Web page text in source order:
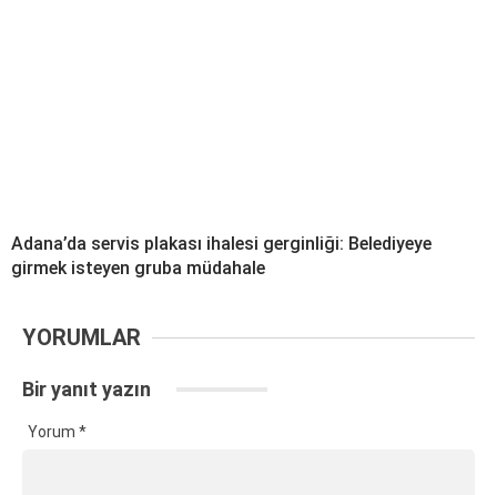
Adana’da servis plakası ihalesi gerginliği: Belediyeye
girmek isteyen gruba müdahale
YORUMLAR
Bir yanıt yazın
Yorum *